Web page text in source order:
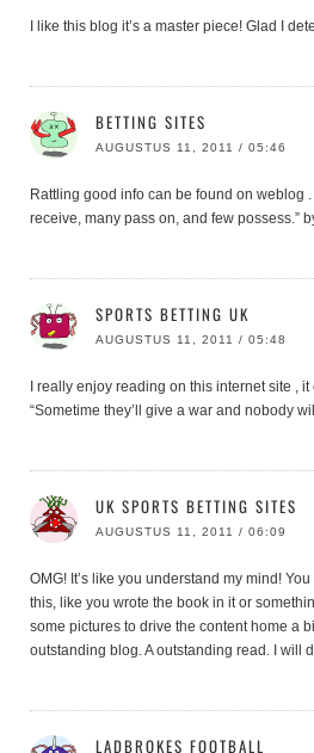
I like this blog it’s a master piece! Glad I
BETTING SITES
AUGUSTUS 11, 2011 / 05:46
Rattling good info can be found on weblog
receive, many pass on, and few possess.”
SPORTS BETTING UK
AUGUSTUS 11, 2011 / 05:48
I really enjoy reading on this internet site ,
“Sometime they’ll give a war and nobody
UK SPORTS BETTING SITES
AUGUSTUS 11, 2011 / 06:09
OMG! It’s like you understand my mind!
this, like you wrote the book in it or
some pictures to drive the content home a
outstanding blog. A outstanding read. I will
LADBROKES FOOTBALL